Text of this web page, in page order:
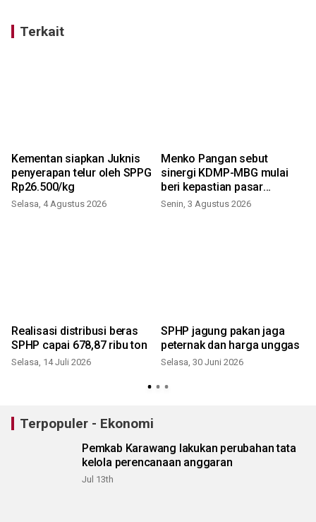
Terkait
Kementan siapkan Juknis
penyerapan telur oleh SPPG
Rp26.500/kg
Selasa, 4 Agustus 2026
Menko Pangan sebut
sinergi KDMP-MBG mulai
beri kepastian pasar
masyarakat
Senin, 3 Agustus 2026
Realisasi distribusi beras
SPHP capai 678,87 ribu ton
Selasa, 14 Juli 2026
SPHP jagung pakan jaga
peternak dan harga unggas
Selasa, 30 Juni 2026
Terpopuler - Ekonomi
Pemkab Karawang lakukan perubahan tata
kelola perencanaan anggaran
Jul 13th